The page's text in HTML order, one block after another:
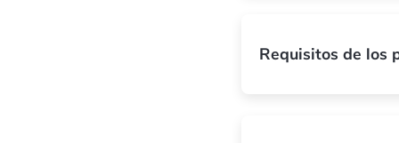
Requisitos de los